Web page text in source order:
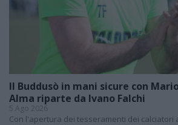
Il Buddusò in mani sicure con
Alma riparte da Ivano Falchi
5 Ago 2026
Con l'apertura dei tesseramenti dei calciatori